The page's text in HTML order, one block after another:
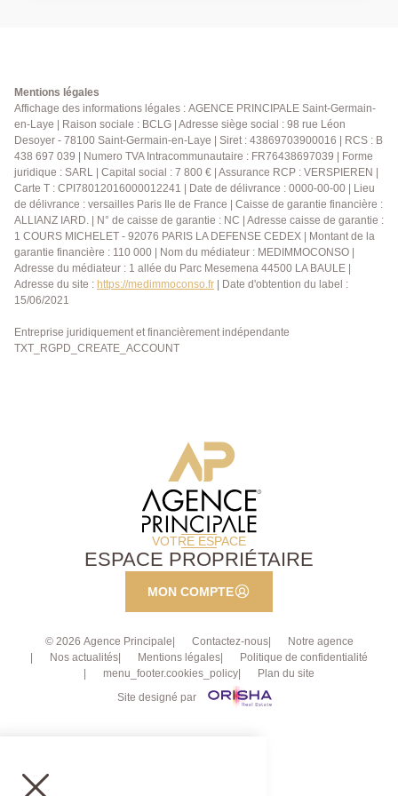
€ dont état des lieux AGENCE PRINCIPALE: 01 39 04
09 09
Mentions légales
Affichage des informations légales : AGENCE PRINCIPALE Saint-Germain-
en-Laye | Raison sociale : BCLG | Adresse siège social : 98 rue Léon
Desoyer - 78100 Saint-Germain-en-Laye | Siret : 43869703900016 | RCS : B
438 697 039 | Numero TVA Intracommunautaire : FR76438697039 | Forme
juridique : SARL | Capital social : 7 800 € | Assurance RCP : VERSPIEREN |
Carte T : CPI78012016000012241 | Date de délivrance : 0000-00-00 | Lieu
de délivrance : versailles Paris Ile de France | Caisse de garantie financière :
ALLIANZ IARD. | N° de caisse de garantie : NC | Adresse caisse de garantie :
1 COURS MICHELET - 92076 PARIS LA DEFENSE CEDEX | Montant de la
garantie financière : 110 000 | Nom du médiateur : MEDIMMOCONSO |
Adresse du médiateur : 1 allée du Parc Mesemena 44500 LA BAULE |
Adresse du site : https://medimmoconso.fr | Date d'obtention du label :
15/06/2021
Entreprise juridiquement et financièrement indépendante
TXT_RGPD_CREATE_ACCOUNT
VOTRE ESPACE
ESPACE PROPRIÉTAIRE
MON COMPTE
© 2026 Agence Principale Contactez-nous
Notre agence
Nos actualités
Mentions légales
Politique de confidentialité
menu_footer.cookies_policy
Plan du site
Site designé par